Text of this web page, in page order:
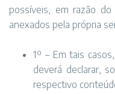
possíveis, em razão
anexados pela própria
1º – Em tais
deverá declarar,
respectivo